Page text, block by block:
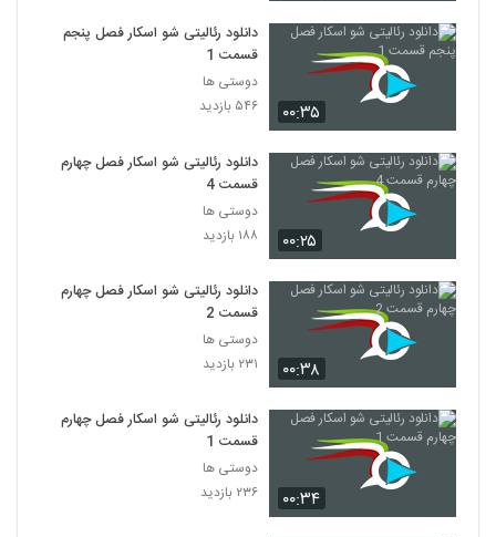
۰۰:۳۵
دانلود رئالیتی شو اسکار فصل پنجم
قسمت 1
دوستی ها
۵۴۶ بازدید
۰۰:۲۵
دانلود رئالیتی شو اسکار فصل چهارم
قسمت 4
دوستی ها
۱۸۸ بازدید
۰۰:۳۸
دانلود رئالیتی شو اسکار فصل چهارم
قسمت 2
دوستی ها
۲۳۱ بازدید
۰۰:۳۴
دانلود رئالیتی شو اسکار فصل چهارم
قسمت 1
دوستی ها
۲۳۶ بازدید